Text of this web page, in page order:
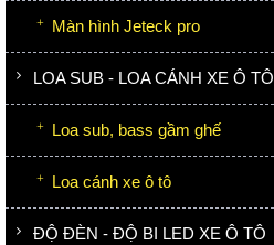
Màn hình Jeteck pro
LOA SUB - LOA CÁNH XE Ô TÔ
Loa sub, bass gầm ghế
Loa cánh xe ô tô
ĐỘ ĐÈN - ĐỘ BI LED XE Ô TÔ